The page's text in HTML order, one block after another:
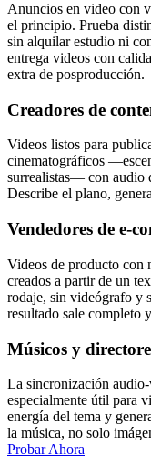
Anuncios en video con
el principio. Prueba
sin alquilar estudio ni
entrega videos con
extra de posproducción.
Creadores de
Videos listos para
cinematográficos
surrealistas— con audio
Describe el plano,
Vendedores de
Videos de producto con
creados a partir de un
rodaje, sin videógrafo y
resultado sale completo
Músicos y
La sincronización
especialmente útil para
energía del tema y
la música, no solo
Probar Ahora